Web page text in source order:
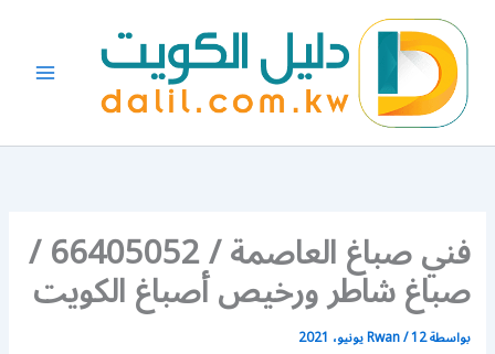
المحتوى
فني صباغ العاصمة / 66405052 /
صباغ شاطر ورخيص أصباغ الكويت
بواسطة Rwan/12 يونيو، 2021